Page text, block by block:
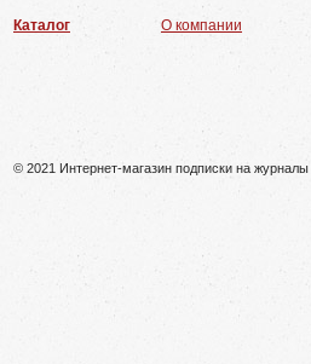
Каталог О компании
© 2021 Интернет-магазин подписки на журналы